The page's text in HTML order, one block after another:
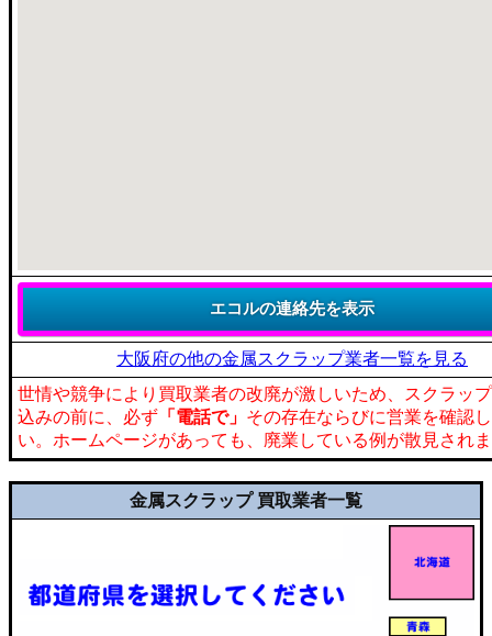
大阪府の他の金属スクラップ業者一覧を見る
世情や競争により買取業者の改廃が激しいため、スクラッ
込みの前に、必ず 「電話で」 その存在ならびに営業を確認
い。ホームページがあっても、廃業している例が散見され
金属スクラップ 買取業者一覧